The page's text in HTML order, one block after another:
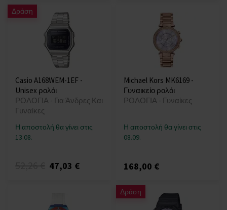
Δράση
Casio A168WEM-1EF -
Unisex ρολόι
ΡΟΛΟΓΙΑ - Για Άνδρες Και
Γυναίκες
Η αποστολή θα γίνει στις
13.08.
47,03 €
Michael Kors MK6169 -
Γυναικείο ρολόι
ΡΟΛΟΓΙΑ - Γυναίκες
Η αποστολή θα γίνει στις
08.09.
168,00 €
Δράση